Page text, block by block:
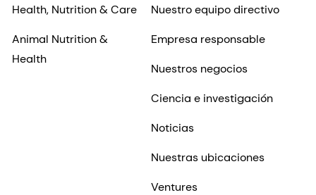
Health, Nutrition & Care
Animal Nutrition &
Health
Nuestro equipo directivo
Empresa responsable
Nuestros negocios
Ciencia e investigación
Noticias
Nuestras ubicaciones
Ventures